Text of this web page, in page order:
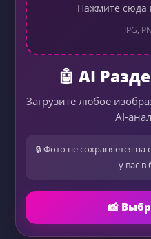
Нажмите сюда
JPG,
🤖 AI
Загрузите любое
AI-
🔒 Фото не сохраняется
у вас в
📸